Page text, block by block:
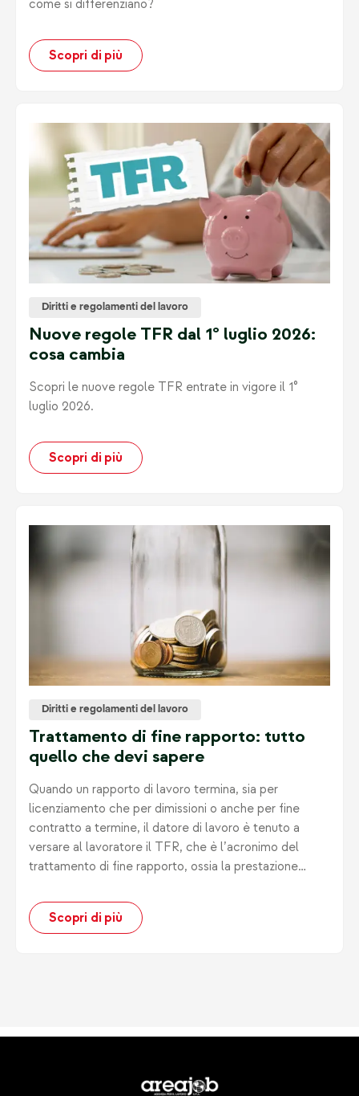
come si differenziano?
Scopri di più
Diritti e regolamenti del lavoro
Nuove regole TFR dal 1° luglio 2026:
cosa cambia
Scopri le nuove regole TFR entrate in vigore il 1°
luglio 2026.
Scopri di più
Diritti e regolamenti del lavoro
Trattamento di fine rapporto: tutto
quello che devi sapere
Quando un rapporto di lavoro termina, sia per
licenziamento che per dimissioni o anche per fine
contratto a termine, il datore di lavoro è tenuto a
versare al lavoratore il TFR, che è l’acronimo del
trattamento di fine rapporto, ossia la prestazione
all’atto della cessazione del rapporto di lavoro..
Scopri di più